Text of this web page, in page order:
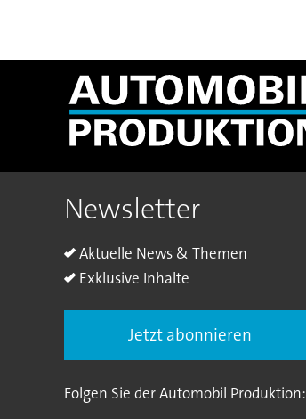
Newsletter
Aktuelle News & Themen
Exklusive Inhalte
Jetzt abonnieren
Folgen Sie der Automobil Produktion: